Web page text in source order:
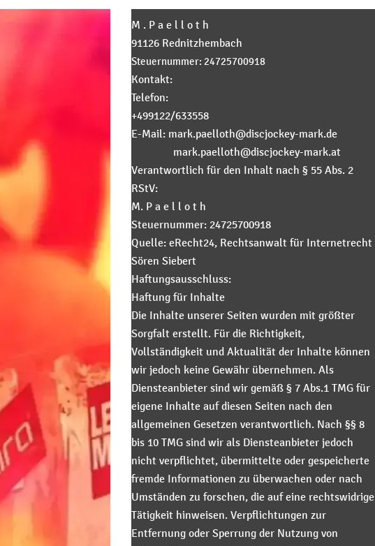
M . P a e l l o t h
91126 Rednitzhembach
Steuernummer: 24725700918
Kontakt:
Telefon:
+499122/633558
E-Mail: mark.paelloth@discjockey-mark.de
mark.paelloth@discjockey-mark.at
Verantwortlich für den Inhalt nach § 55 Abs. 2
RStV:
M. P a e l l o t h
Steuernummer: 24725700918
Quelle: eRecht24, Rechtsanwalt für Internetrecht
Sören Siebert
Haftungsausschluss:
Haftung für Inhalte
Die Inhalte unserer Seiten wurden mit größter
Sorgfalt erstellt. Für die Richtigkeit,
Vollständigkeit und Aktualität der Inhalte können
wir jedoch keine Gewähr übernehmen. Als
Diensteanbieter sind wir gemäß § 7 Abs.1 TMG für
eigene Inhalte auf diesen Seiten nach den
allgemeinen Gesetzen verantwortlich. Nach §§ 8
bis 10 TMG sind wir als Diensteanbieter jedoch
nicht verpflichtet, übermittelte oder gespeicherte
fremde Informationen zu überwachen oder nach
Umständen zu forschen, die auf eine rechtswidrige
Tätigkeit hinweisen. Verpflichtungen zur
Entfernung oder Sperrung der Nutzung von